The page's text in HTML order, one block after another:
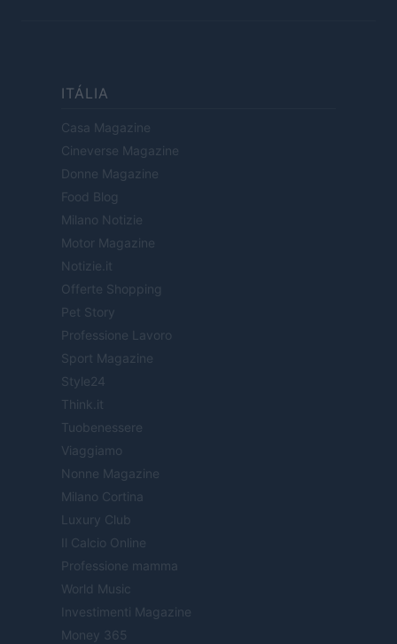
ITÁLIA
Casa Magazine
Cineverse Magazine
Donne Magazine
Food Blog
Milano Notizie
Motor Magazine
Notizie.it
Offerte Shopping
Pet Story
Professione Lavoro
Sport Magazine
Style24
Think.it
Tuobenessere
Viaggiamo
Nonne Magazine
Milano Cortina
Luxury Club
Il Calcio Online
Professione mamma
World Music
Investimenti Magazine
Money 365